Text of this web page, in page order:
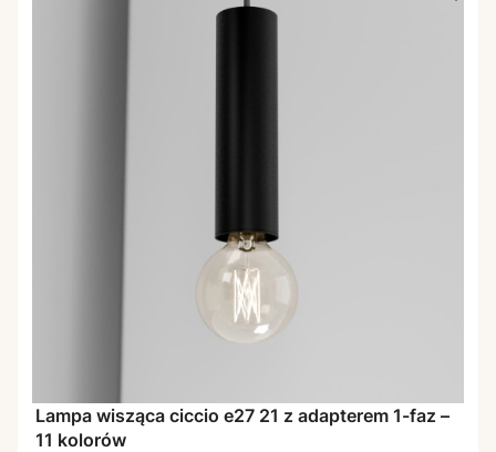
Lampa wisząca ciccio e27 21 z adapterem 1-faz –
11 kolorów